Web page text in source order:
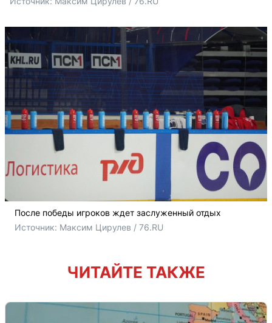
После победы игроков ждет заслуженный отдых
Источник: Максим Цирулев / 76.RU
ЧИТАЙТЕ ТАКЖЕ